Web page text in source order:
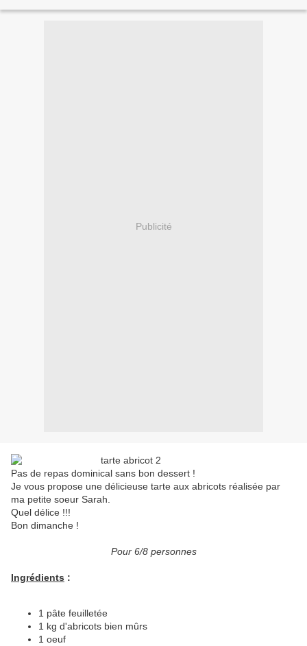
Publicité
Pas de repas dominical sans bon dessert !
Je vous propose une délicieuse tarte aux abricots réalisée par
ma petite soeur Sarah.
Quel délice !!!
Bon dimanche !
Pour 6/8 personnes
Ingrédients :
1 pâte feuilletée
1 kg d'abricots bien mûrs
1 oeuf